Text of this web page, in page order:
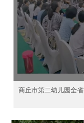
商丘市第二幼儿园全